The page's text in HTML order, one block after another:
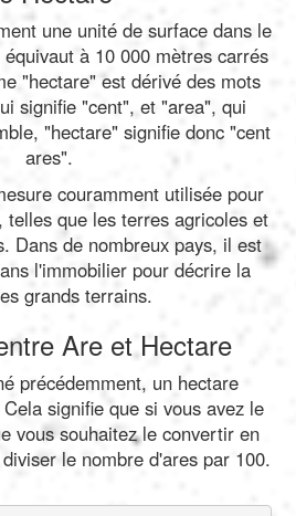
une unité de surface dans le
à 10 000 mètres carrés
"hectare" est dérivé des mots
signifie "cent", et "area", qui
"hectare" signifie donc "cent
ares".
couramment utilisée pour
telles que les terres agricoles et
Dans de nombreux pays, il est
l'immobilier pour décrire la
grands terrains.
Are et Hectare
précédemment, un hectare
signifie que si vous avez le
vous souhaitez le convertir en
le nombre d'ares par 100.